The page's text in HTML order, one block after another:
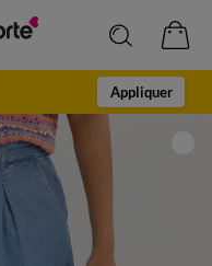
Appliquer